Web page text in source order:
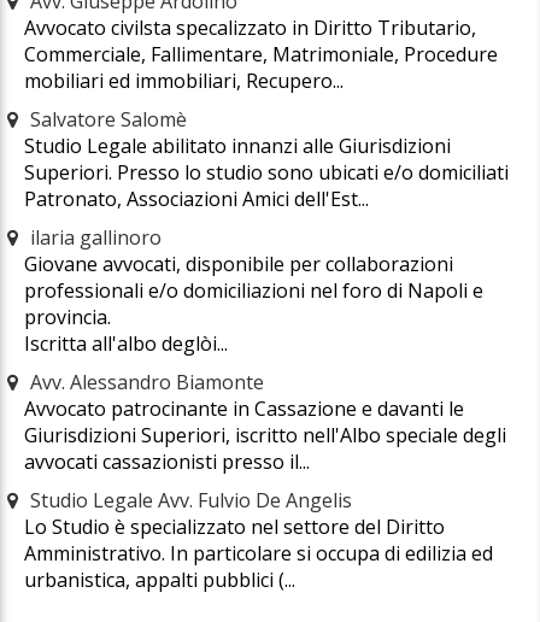
Avvocato civilsta specalizzato in Diritto Tributario,
Commerciale, Fallimentare, Matrimoniale, Procedure
mobiliari ed immobiliari, Recupero...
Salvatore Salomè
Studio Legale abilitato innanzi alle Giurisdizioni
Superiori. Presso lo studio sono ubicati e/o domiciliati
Patronato, Associazioni Amici dell'Est...
ilaria gallinoro
Giovane avvocati, disponibile per collaborazioni
professionali e/o domiciliazioni nel foro di Napoli e
provincia.
Iscritta all'albo deglòi...
Avv. Alessandro Biamonte
Avvocato patrocinante in Cassazione e davanti le
Giurisdizioni Superiori, iscritto nell'Albo speciale degli
avvocati cassazionisti presso il...
Studio Legale Avv. Fulvio De Angelis
Lo Studio è specializzato nel settore del Diritto
Amministrativo. In particolare si occupa di edilizia ed
urbanistica, appalti pubblici (...